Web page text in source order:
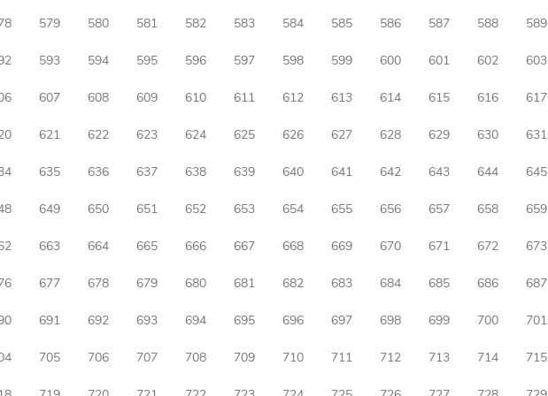
579 580 581 582 583 584 585 586 587 588 589
593 594 595 596 597 598 599 600 601 602 603
607 608 609 610 611 612 613 614 615 616 617
621 622 623 624 625 626 627 628 629 630 631
635 636 637 638 639 640 641 642 643 644 645
649 650 651 652 653 654 655 656 657 658 659
663 664 665 666 667 668 669 670 671 672 673
677 678 679 680 681 682 683 684 685 686 687
691 692 693 694 695 696 697 698 699 700 701
705 706 707 708 709 710 711 712 713 714 715